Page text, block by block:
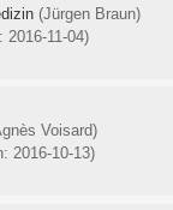
(Jürgen Braun)
2016-11-04)
Voisard)
2016-10-13)